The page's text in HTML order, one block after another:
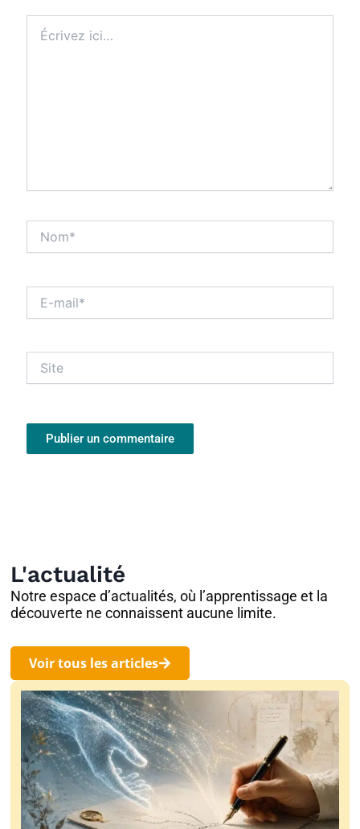
ici…
mail*
L'actualité
Notre espace d’actualités, où l’apprentissage et la
découverte ne connaissent aucune limite.
Voir tous les articles